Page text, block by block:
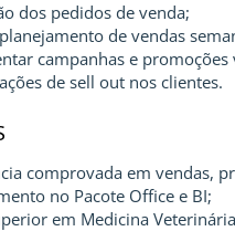
dos pedidos de venda;
de vendas
campanhas e
de sell out nos clientes.
comprovada em vendas,
no Pacote Office e BI;
em Medicina